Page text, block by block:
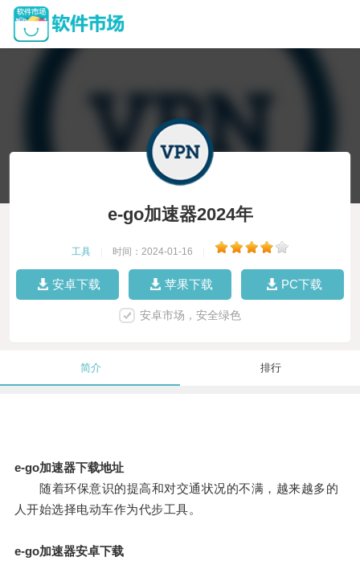
e-go加速器2024年
工具 时间：2024-01-16
安卓下载 苹果下载 PC下载
安卓市场，安全绿色
简介 排行
e-go加速器下载地址
随着环保意识的提高和对交通状况的不满，越来越多的
人开始选择电动车作为代步工具。
e-go加速器安卓下载